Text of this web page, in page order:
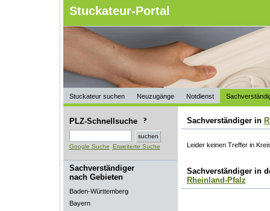
Stuckateur-Portal
Stuckateur suchen Neuzugänge Notdienst
PLZ-Schnellsuche
Google Suche Erweiterte Suche
Sachverständiger
nach Gebieten
Baden-Württemberg
Bayern
Sachverständiger in
Leider keinen Treffer in
Sachverständiger in
Rheinland-Pfalz